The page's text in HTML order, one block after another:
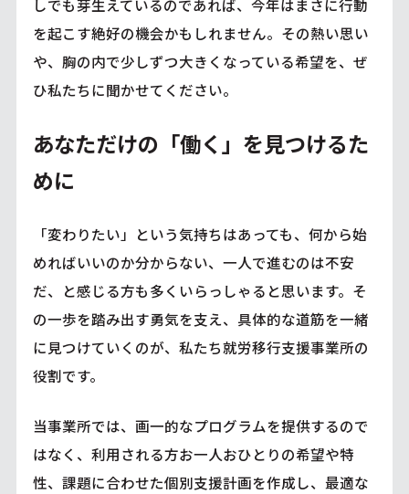
しでも芽生えているのであれば、今年はまさに行動
を起こす絶好の機会かもしれません。その熱い思い
や、胸の内で少しずつ大きくなっている希望を、ぜ
ひ私たちに聞かせてください。
あなただけの「働く」を見つけるた
めに
「変わりたい」という気持ちはあっても、何から始
めればいいのか分からない、一人で進むのは不安
だ、と感じる方も多くいらっしゃると思います。そ
の一歩を踏み出す勇気を支え、具体的な道筋を一緒
に見つけていくのが、私たち就労移行支援事業所の
役割です。
当事業所では、画一的なプログラムを提供するので
はなく、利用される方お一人おひとりの希望や特
性、課題に合わせた個別支援計画を作成し、最適な